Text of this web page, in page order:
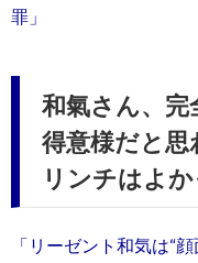
罪」
和氣さん、
得意様だと思
リンチはよ
「リーゼント和気は“